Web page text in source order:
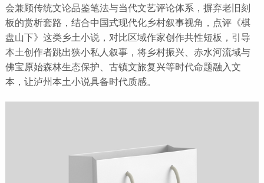
会兼顾传统文论品鉴笔法与当代文艺评论体系，摒弃老旧刻
板的赏析套路，结合中国式现代化乡村叙事视角，点评《棋
盘山下》这类乡土小说，对比区域作家创作共性短板，引导
本土创作者跳出狭小私人叙事，将乡村振兴、赤水河流域与
佛宝原始森林生态保护、古镇文旅复兴等时代命题融入文
本，让泸州本土小说具备时代质感。